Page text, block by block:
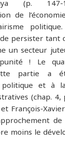
(p.
de
persister tant
un secteur
! Le
partie a
et à
(chap. 4,
François-
de
moins le